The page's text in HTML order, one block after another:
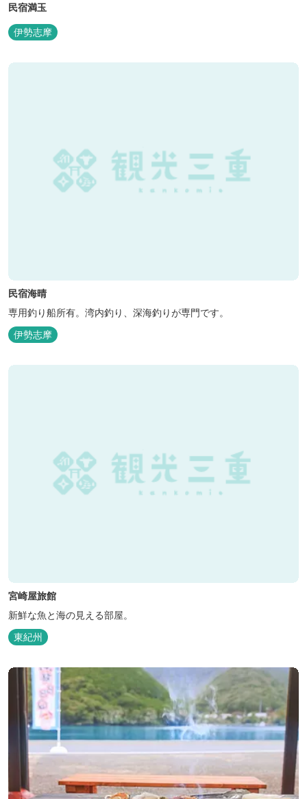
民宿満玉
伊勢志摩
民宿海晴
専用釣り船所有。湾内釣り、深海釣りが専門です。
伊勢志摩
宮崎屋旅館
新鮮な魚と海の見える部屋。
東紀州